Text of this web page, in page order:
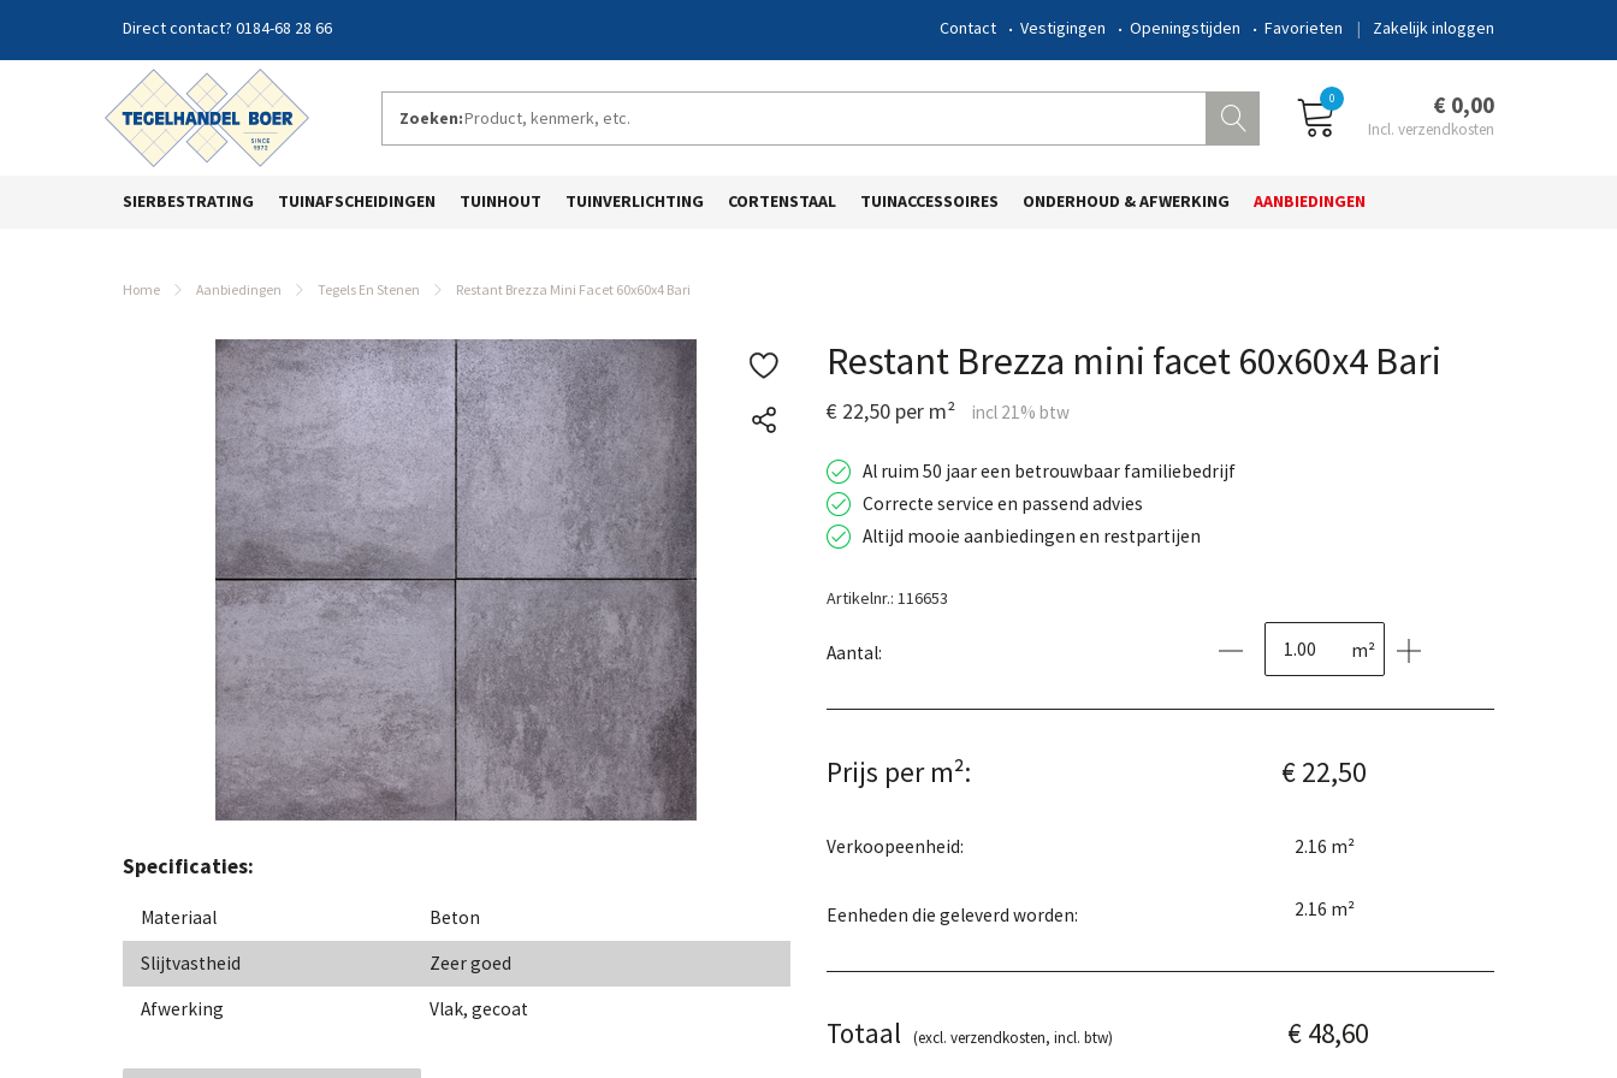
0184-68 28 66 Zakelijk inloggen
Contact Vestigingen Openingstijden Favorieten
Zoeken:
0 € 0,00
SIERBESTRATING TUINAFSCHEIDINGEN TUINHOUT TUINVERLICHTING CORTENSTAAL TUINACCESSOIRES ONDERHOUD & AFWERKING AANBIEDINGEN
Home Aanbiedingen Tegels En Stenen Restant Brezza Mini Facet 60x60x4 Bari
Specificaties:
Materiaal
Beton
Slijtvastheid
Zeer goed
Afwerking
Vlak, gecoat
Restant Brezza mini facet 60x60x4 Bari
€ 22,50 per m²
Al ruim 50 jaar een betrouwbaar familiebedrijf
Correcte service en passend advies
Altijd mooie aanbiedingen en restpartijen
Artikelnr.: 116653
Aantal: m²
Prijs per m²: € 22,50
Verkoopeenheid: 2.16 m²
Eenheden die geleverd worden: 2.16 m²
Totaal (excl. verzendkosten, incl. btw) € 48,60